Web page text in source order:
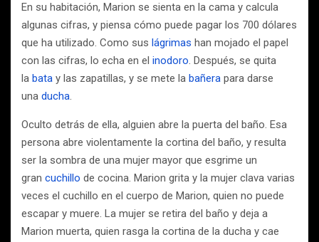
En su habitación, Marion se sienta en la cama y calcula
algunas cifras, y piensa cómo puede pagar los 700 dólares
que ha utilizado. Como sus lágrimas han mojado el papel
con las cifras, lo echa en el inodoro. Después, se quita
la bata y las zapatillas, y se mete la bañera para darse
una ducha.
Oculto detrás de ella, alguien abre la puerta del baño. Esa
persona abre violentamente la cortina del baño, y resulta
ser la sombra de una mujer mayor que esgrime un
gran cuchillo de cocina. Marion grita y la mujer clava varias
veces el cuchillo en el cuerpo de Marion, quien no puede
escapar y muere. La mujer se retira del baño y deja a
Marion muerta, quien rasga la cortina de la ducha y cae